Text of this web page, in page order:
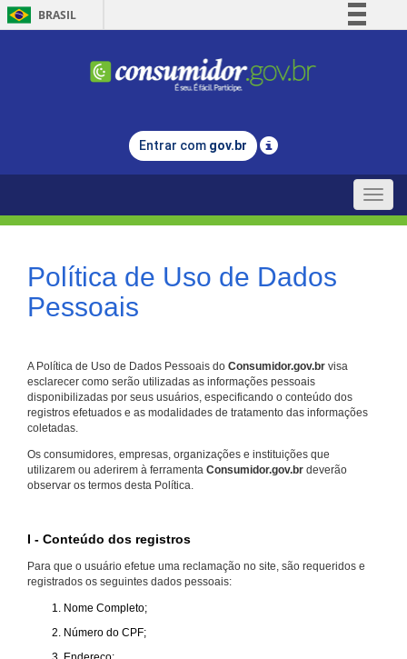
BRASIL
Comunica BR
Legislação
Entrar com gov.br
Toggle
Política de Uso de Dados
Pessoais
A Política de Uso de Dados Pessoais do Consumidor.gov.br visa
esclarecer como serão utilizadas as informações pessoais
disponibilizadas por seus usuários, especificando o conteúdo dos
registros efetuados e as modalidades de tratamento das informações
coletadas.
Os consumidores, empresas, organizações e instituições que
utilizarem ou aderirem à ferramenta Consumidor.gov.br deverão
observar os termos desta Política.
I - Conteúdo dos registros
Para que o usuário efetue uma reclamação no site, são requeridos e
registrados os seguintes dados pessoais:
Nome Completo;
Número do CPF;